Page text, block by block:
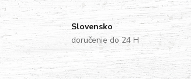
Slovensko
doručenie do 24 H